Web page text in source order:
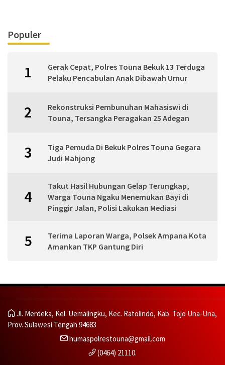
Populer
1
Gerak Cepat, Polres Touna Bekuk 13 Terduga
Pelaku Pencabulan Anak Dibawah Umur
2
Rekonstruksi Pembunuhan Mahasiswi di
Touna, Tersangka Peragakan 25 Adegan
3
Tiga Pemuda Di Bekuk Polres Touna Gegara
Judi Mahjong
4
Takut Hasil Hubungan Gelap Terungkap,
Warga Touna Ngaku Menemukan Bayi di
Pinggir Jalan, Polisi Lakukan Mediasi
5
Terima Laporan Warga, Polsek Ampana Kota
Amankan TKP Gantung Diri
Jl. Merdeka, Kel. Uemalingku, Kec. Ratolindo, Kab. Tojo Una-Una,
Prov. Sulawesi Tengah 94683
humaspolrestouna@gmail.com
(0464) 21110.